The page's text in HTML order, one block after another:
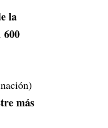
la
600
más